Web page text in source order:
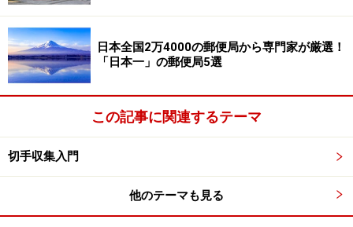
切手の実勢価格を知りたい時に買うべきカ
タログとは？
ほかにも値上がりした記念特殊切手がありますが、１つ
１つについて知りたければ、『
本郵便切手商協同組合）を書店などで購入すると良いで
しょう。今まで発行されてきた日本切手の価格の目安が
１冊で分かるので、大変便利です。類書に『
さくら日本
切手カタログ』（公財・日本郵趣協会）もありますが、
最近の日本切手の実勢価格を調べるのであれば、やはり
前者のほうが好適でしょう。
日本全国2万4000の郵便局から専門家が厳選！
「日本一」の郵便局5選
この記事に関連するテーマ
切手収集入門
他のテーマも見る